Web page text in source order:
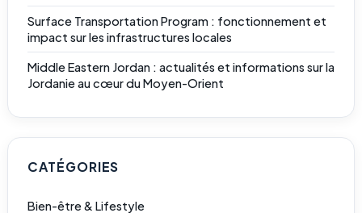
Surface Transportation Program : fonctionnement et
impact sur les infrastructures locales
Middle Eastern Jordan : actualités et informations sur la
Jordanie au cœur du Moyen-Orient
CATÉGORIES
Bien-être & Lifestyle